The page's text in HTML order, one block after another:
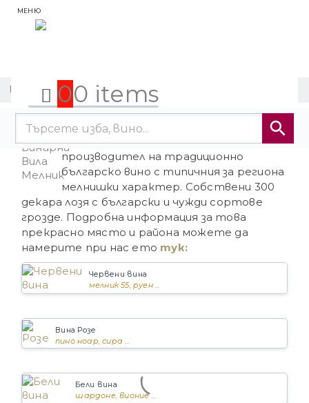
МЕНЮ
00 items
ВИЛА МЕЛНИК
Винарска изба Вила Мелник
Семейна винарна край Мелник,
производител на традиционно
българско вино с типичния за региона
мелнишки характер. Собствени 300
декара лозя с български и чужди сортове
грозде. Подробна информация за това
прекрасно място и района можете да
намерите при нас ето тук:
Червени вина
мелник 55, руен ...
Вина Розе
пино ноар, сира ...
Бели вина
шардоне, вионие ...